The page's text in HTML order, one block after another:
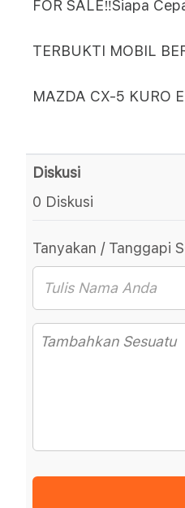
FOR SALE‼️Siapa
TERBUKTI MOBIL
MAZDA CX-5 KURO
Diskusi
0 Diskusi
Tanyakan / Tanggapi